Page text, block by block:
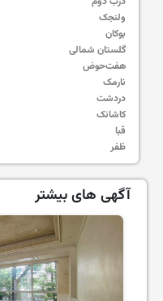
ولنجک
بوکان
گلستان شمالی
هفت‌حوض
نارمک
دردشت
کاشانک
قبا
ظفر
آگهی های بیشتر